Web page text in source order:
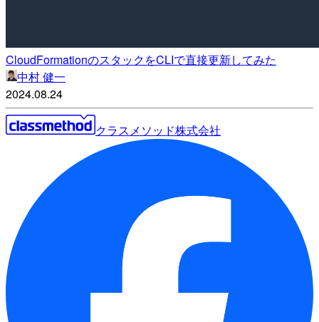
CloudFormationのスタックをCLIで直接更新してみた
中村 健一
2024.08.24
クラスメソッド株式会社